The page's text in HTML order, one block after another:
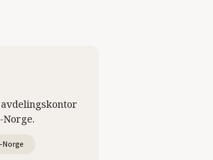
Norge